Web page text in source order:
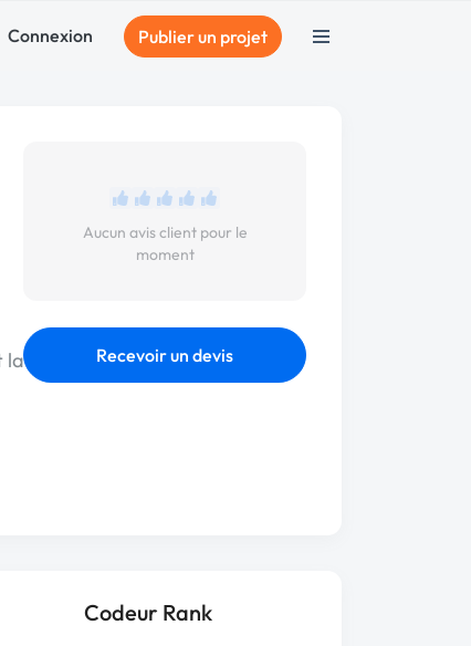
Connexion Publier un projet
la
Aucun avis client pour le
moment
Recevoir un devis
Codeur Rank